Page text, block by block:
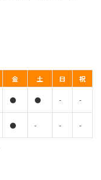
金 土 日 祝
● ● - -
● - - -